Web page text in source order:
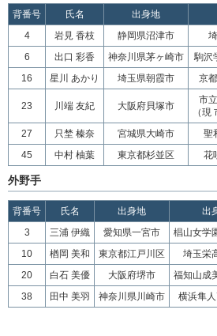
背番号 氏名 出身地
4
岩見 香枝 静岡県沼津市
6
出口 彩香 神奈川県茅ヶ崎市 駒沢
16
星川 あかり 埼玉県朝霞市 京
23 川端 友紀 大阪府貝塚市
市
（現
27 只埜 榛奈 宮城県大崎市 聖
45
中村 柚葉 東京都杉並区 花
外野手
背番号 氏名 出身地 出
3
三浦 伊織 愛知県一宮市 椙山女学
10
楢岡 美和 東京都江戸川区 埼玉栄
20
白石 美優 大阪府堺市 福知山成
38
田中 美羽 神奈川県川崎市 横浜隼